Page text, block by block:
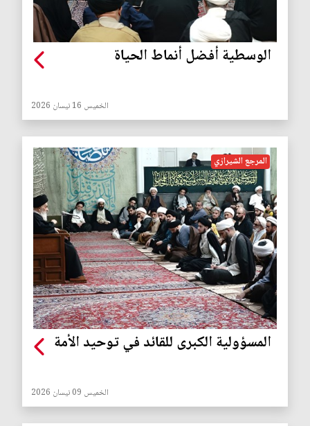
الوسطية أفضل أنماط الحياة
الخميس 16 نيسان 2026
المرجع الشيرازي
المسؤولية الكبرى للقائد في توحيد الأمة
الخميس 09 نيسان 2026